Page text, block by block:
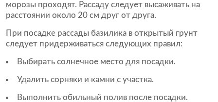
морозы проходят. Рассаду следует высаживать на
расстоянии около 20 см друг от друга.
При посадке рассады базилика в открытый грунт
следует придерживаться следующих правил:
Выбирать солнечное место для посадки.
Удалить сорняки и камни с участка.
Выполнить обильный полив после посадки.